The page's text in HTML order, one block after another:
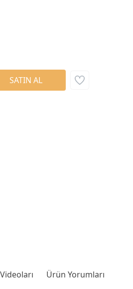
Ürün Yorumları